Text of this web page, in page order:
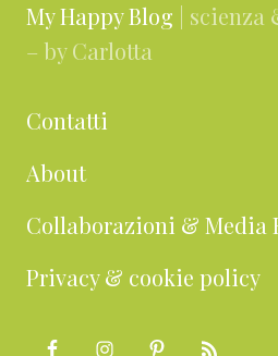
My Happy Blog |
– by Carlotta
Contatti
About
Collaborazioni & Media
Privacy & cookie policy